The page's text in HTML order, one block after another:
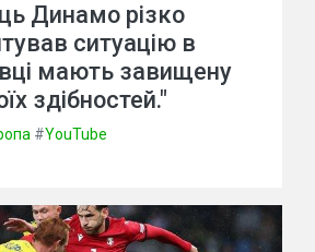
Динамо різко
ситуацію в
мають завищену
здібностей."
#YouTube